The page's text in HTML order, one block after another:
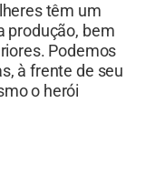
têm um
produção, bem
Podemos
à frente de seu
o herói